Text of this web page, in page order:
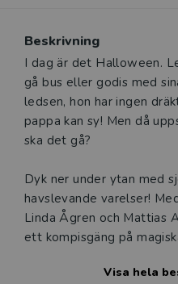
Beskrivning
Beskrivning
I dag är det Halloween.
gå bus eller godis med
ledsen, hon har ingen
pappa kan sy! Men då
ska det gå?
Dyk ner under ytan med
havslevande varelser!
Linda Ågren och Mattias
ett kompisgäng på
nere tycks vara som det
Visa hela